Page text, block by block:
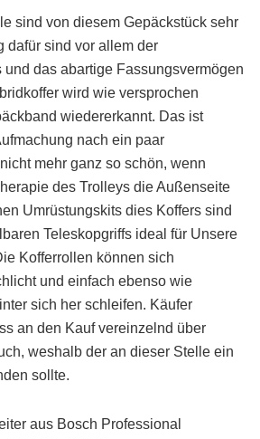
sind von diesem Gepäckstück sehr
dafür sind vor allem der
und das abartige Fassungsvermögen
wird wie versprochen
wiedererkannt. Das ist
nach ein paar
mehr ganz so schön, wenn
des Trolleys die Außenseite
Umrüstungskits dies Koffers sind
Teleskopgriffs ideal für Unsere
Kofferrollen können sich
und einfach ebenso wie
sich her schleifen. Käufer
an den Kauf vereinzelnd über
weshalb der an dieser Stelle ein
sollte.
aus Bosch Professional